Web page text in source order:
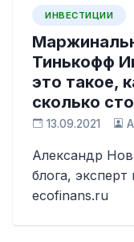
ИНВЕСТИЦИИ
Тинькофф
это такое,
сколько
13.09.2021
Александр
блога,
ecofinans.ru